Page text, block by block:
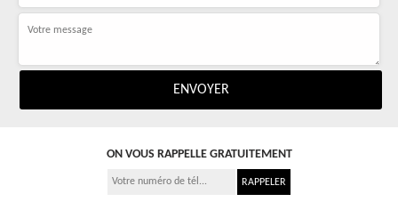
ON VOUS RAPPELLE GRATUITEMENT